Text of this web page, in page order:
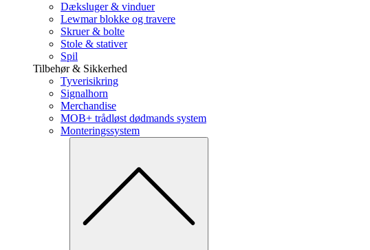
Dæksluger & vinduer
Lewmar blokke og travere
Skruer & bolte
Stole & stativer
Spil
Tilbehør & Sikkerhed
Tyverisikring
Signalhorn
Merchandise
MOB+ trådløst dødmands system
Monteringssystem